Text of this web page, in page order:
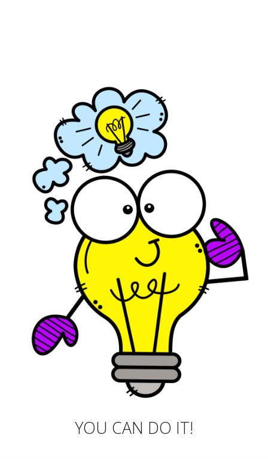
YOU CAN DO IT!